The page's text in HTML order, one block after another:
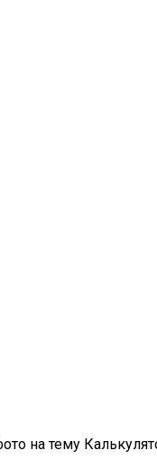
на тему